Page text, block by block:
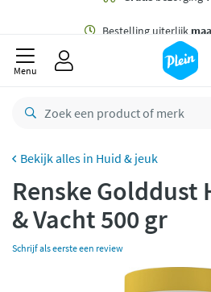
Bestelling uiterlijk
CO2 neutraal
Betaal met
Menu
Huid & jeuk
Renske Golddust
& Vacht 500 gr
Schrijf als eerste een review